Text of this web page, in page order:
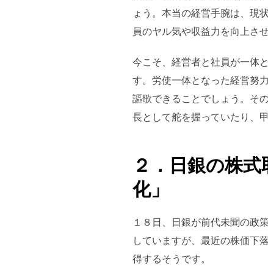
ょう。本当の経営手腕は、現
員のヤル気や収益力を向上さ
今こそ、経営者と社員が一体
す。労使一体となった経営努
謳歌できることでしょう。そ
長として舵を握っていたり、
２．日銀の株
化」
１８日、日銀が前代未聞の政
していますが、最近の株価下
得するそうです。